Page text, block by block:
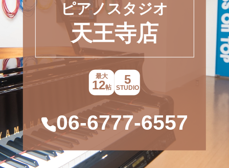
BOT-EKIMAE-UENO
駅前上野店
BOT-EKIMAE-IKEBUKURO
駅前池袋店
BOT-EKIMAE-KANDA
駅前神田店
MITA
駅前田町三田店
駅前赤羽店
NEWS＆TOPICS
お問い合わせ
スタッフ募集
ピアノスタジオ
天王寺店
最大
12帖
5
STUDIO
06-6777-6557